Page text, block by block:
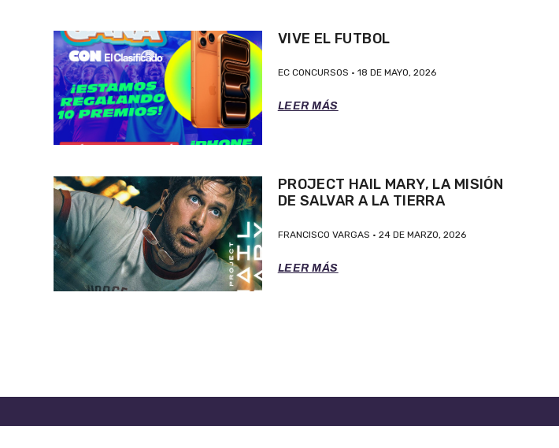
VIVE EL FUTBOL
EC CONCURSOS 18 DE MAYO, 2026
LEER MÁS
PROJECT HAIL MARY, LA MISIÓN
DE SALVAR A LA TIERRA
FRANCISCO VARGAS 24 DE MARZO, 2026
LEER MÁS